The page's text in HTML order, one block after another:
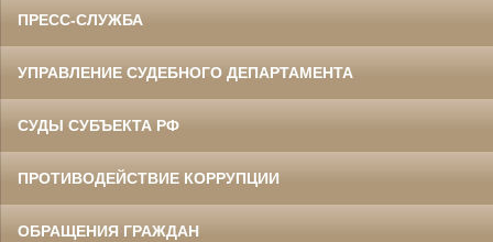
ПРЕСС-СЛУЖБА
УПРАВЛЕНИЕ СУДЕБНОГО ДЕПАРТАМЕНТА
СУДЫ СУБЪЕКТА РФ
ПРОТИВОДЕЙСТВИЕ КОРРУПЦИИ
ОБРАЩЕНИЯ ГРАЖДАН